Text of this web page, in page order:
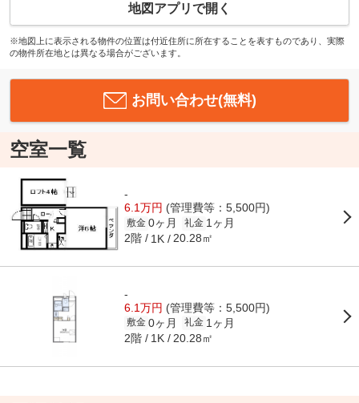
地図アプリで開く
※地図上に表示される物件の位置は付近住所に所在することを表すものであり、実際
の物件所在地とは異なる場合がございます。
お問い合わせ(無料)
空室一覧
-
6.1万円 (管理費等：5,500円)
敷金 0ヶ月 礼金 1ヶ月
2階 1K 20.28㎡
-
6.1万円 (管理費等：5,500円)
敷金 0ヶ月 礼金 1ヶ月
2階 1K 20.28㎡